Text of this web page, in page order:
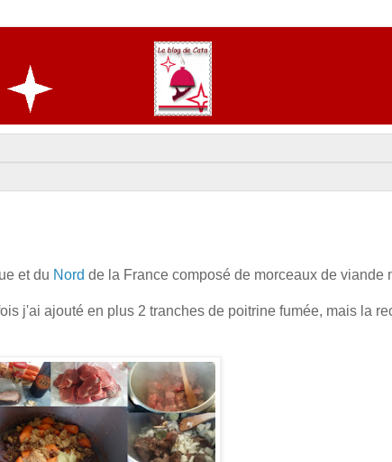
et du Nord de la France composé de morceaux de viande
j'ai ajouté en plus 2 tranches de poitrine fumée, mais la